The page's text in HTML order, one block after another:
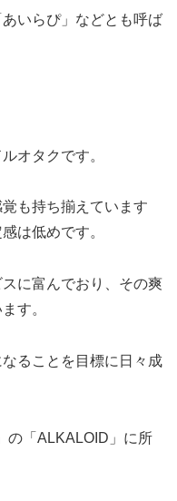
いらぴ」などとも呼ば
オタクです。
も持ち揃えています
は低めです。
に富んでおり、その爽
す。
ることを目標に日々成
の「ALKALOID」に所